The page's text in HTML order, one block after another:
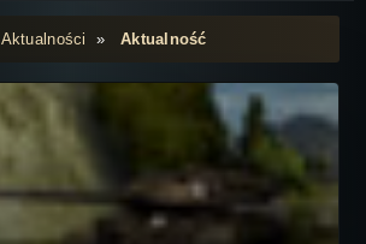
Aktualności »Aktualność